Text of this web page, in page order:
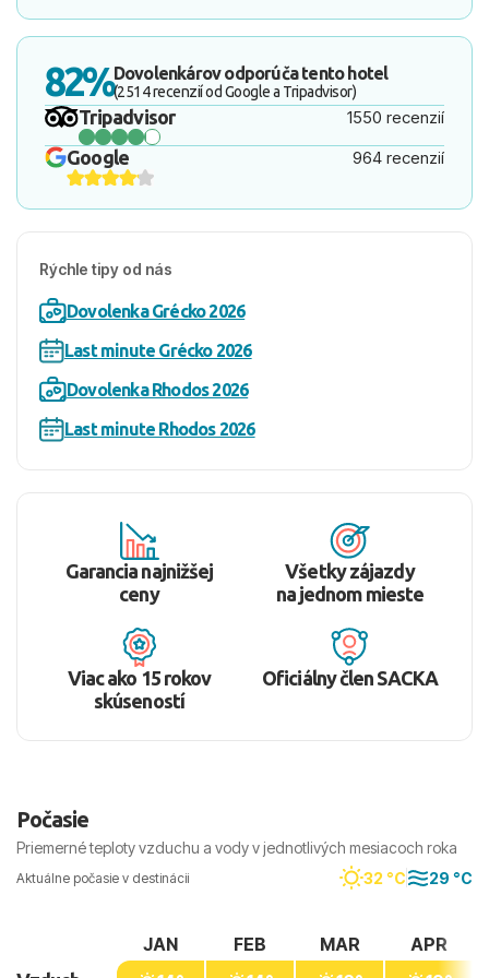
82%Dovolenkárov odporúča tento hotel
(2514 recenzií od Google a Tripadvisor)
Tripadvisor 1550 recenzií
Google 964 recenzií
Rýchle tipy od nás
Dovolenka Grécko 2026
Last minute Grécko 2026
Dovolenka Rhodos 2026
Last minute Rhodos 2026
Garancia najnižšej
ceny
Všetky zájazdy
na jednom mieste
Viac ako 15 rokov
skúseností
Oficiálny člen SACKA
Počasie
Priemerné teploty vzduchu a vody v jednotlivých mesiacoch roka
Aktuálne počasie v destinácii 32 °C 29 °C
JAN
FEB
MAR
APR